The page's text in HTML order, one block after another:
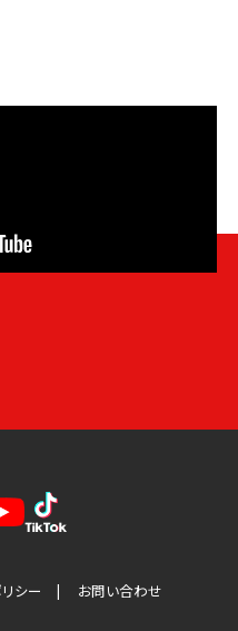
シー お問い合わせ